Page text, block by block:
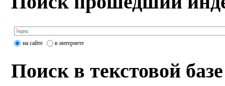
на сайте в интернете
Поиск в текстовой базе